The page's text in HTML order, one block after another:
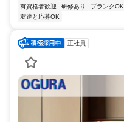
有資格者歓迎
研修あり ブランクOK
友達と応募OK
正社員